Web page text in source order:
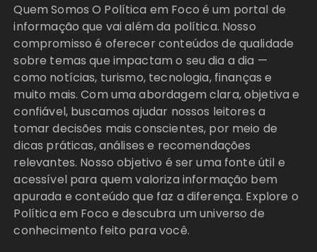
Quem Somos O Política em Foco é um portal de
informação que vai além da política. Nosso
compromisso é oferecer conteúdos de qualidade
sobre temas que impactam o seu dia a dia —
como notícias, turismo, tecnologia, finanças e
muito mais. Com uma abordagem clara, objetiva e
confiável, buscamos ajudar nossos leitores a
tomar decisões mais conscientes, por meio de
dicas práticas, análises e recomendações
relevantes. Nosso objetivo é ser uma fonte útil e
acessível para quem valoriza informação bem
apurada e conteúdo que faz a diferença. Explore o
Política em Foco e descubra um universo de
conhecimento feito para você.